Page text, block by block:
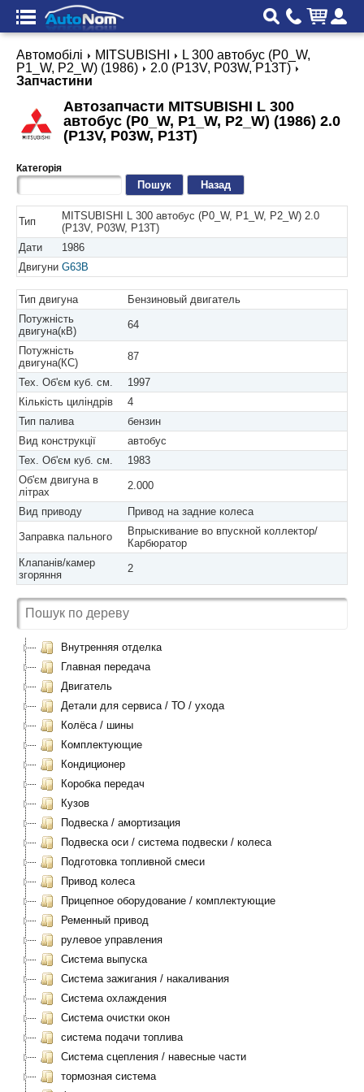
Автомобілі MITSUBISHI
L 300 автобус (P0_W,
P1_W, P2_W) (1986)
2.0 (P13V, P03W, P13T)
Запчастини
Автозапчасти MITSUBISHI L 300
автобус (P0_W, P1_W, P2_W) (1986) 2.0
(P13V, P03W, P13T)
Категорія
Назад
Тип
MITSUBISHI L 300 автобус (P0_W, P1_W, P2_W) 2.0
(P13V, P03W, P13T)
Дати
1986
Двигуни G63B
Тип двигуна
Бензиновый двигатель
Потужність
двигуна(кВ)
64
Потужність
двигуна(КС)
87
Тех. Об'єм куб. см.
1997
Кількість циліндрів
4
Тип палива
бензин
Вид конструкції
автобус
Тех. Об'єм куб. см.
1983
Об'єм двигуна в
літрах
2.000
Вид приводу Привод на задние колеса
Заправка пального
Впрыскивание во впускной коллектор/
Карбюратор
Клапанів/камер
згоряння
2
Внутренняя отделка
Главная передача
Двигатель
Детали для сервиса / ТО / ухода
Колёса / шины
Комплектующие
Кондиционер
Коробка передач
Кузов
Подвеска / амортизация
Подвеска оси / система подвески / колеса
Подготовка топливной смеси
Привод колеса
Прицепное оборудование / комплектующие
Ременный привод
рулевое управления
Система выпуска
Система зажигания / накаливания
Система охлаждения
Система очистки окон
система подачи топлива
Система сцепления / навесные части
тормозная система